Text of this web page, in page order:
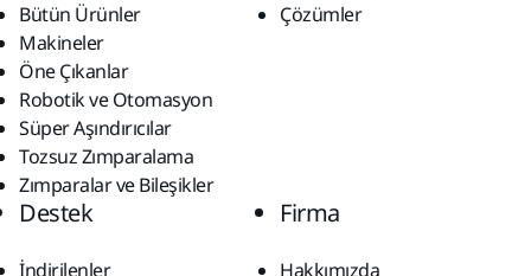
Bütün Ürünler
Makineler
Öne Çıkanlar
Robotik ve Otomasyon
Süper Aşındırıcılar
Tozsuz Zımparalama
Zımparalar ve Bileşikler
Çözümler
Destek
İndirilenler
Firma
Hakkımızda